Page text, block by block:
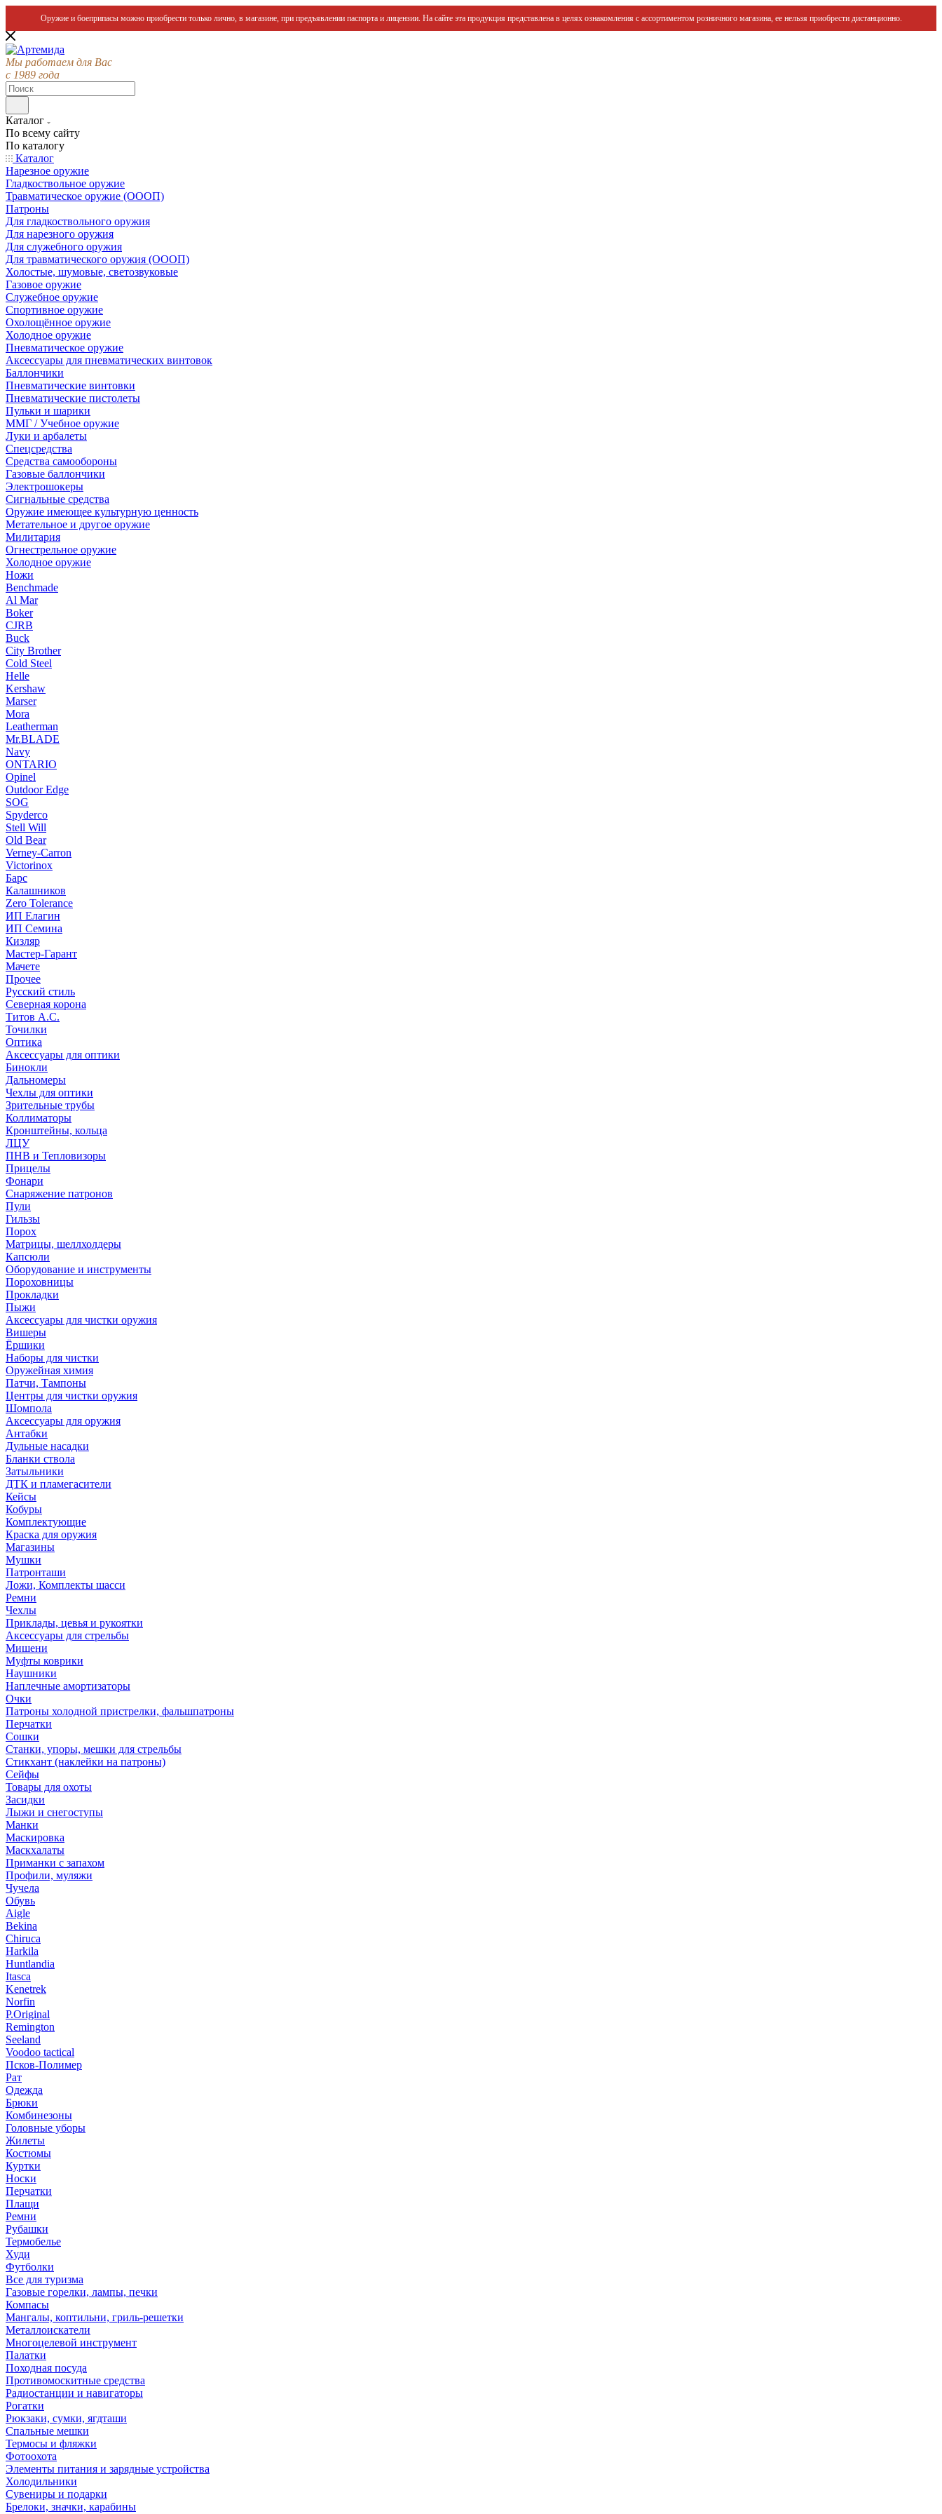
Оружие и боеприпасы можно приобрести только лично, в магазине, при предъявлении паспорта и лицензии. На сайте эта продукция представлена в целях ознакомления с ассортиментом розничного магазина, ее нельзя приобрести дистанционно.
Мы работаем для Вас
с 1989 года
Каталог
По всему сайту
По каталогу
Каталог
Нарезное оружие
Гладкоствольное оружие
Травматическое оружие (ОООП)
Патроны
Для гладкоствольного оружия
Для нарезного оружия
Для служебного оружия
Для травматического оружия (ОООП)
Холостые, шумовые, светозвуковые
Газовое оружие
Служебное оружие
Спортивное оружие
Охолощённое оружие
Холодное оружие
Пневматическое оружие
Аксессуары для пневматических винтовок
Баллончики
Пневматические винтовки
Пневматические пистолеты
Пульки и шарики
ММГ / Учебное оружие
Луки и арбалеты
Спецсредства
Средства самообороны
Газовые баллончики
Электрошокеры
Сигнальные средства
Оружие имеющее культурную ценность
Метательное и другое оружие
Милитария
Огнестрельное оружие
Холодное оружие
Ножи
Benchmade
Al Mar
Boker
CJRB
Buck
City Brother
Cold Steel
Helle
Kershaw
Marser
Mora
Leatherman
Mr.BLADE
Navy
ONTARIO
Opinel
Outdoor Edge
SOG
Spyderco
Stell Will
Old Bear
Verney-Carron
Victorinox
Барс
Калашников
Zero Tolerance
ИП Елагин
ИП Семина
Кизляр
Мастер-Гарант
Мачете
Прочее
Русский стиль
Северная корона
Титов А.С.
Точилки
Оптика
Аксессуары для оптики
Бинокли
Дальномеры
Чехлы для оптики
Зрительные трубы
Коллиматоры
Кронштейны, кольца
ЛЦУ
ПНВ и Тепловизоры
Прицелы
Фонари
Снаряжение патронов
Пули
Гильзы
Порох
Матрицы, шеллхолдеры
Капсюли
Оборудование и инструменты
Пороховницы
Прокладки
Пыжи
Аксессуары для чистки оружия
Вишеры
Ёршики
Наборы для чистки
Оружейная химия
Патчи, Тампоны
Центры для чистки оружия
Шомпола
Аксессуары для оружия
Антабки
Дульные насадки
Бланки ствола
Затыльники
ДТК и пламегасители
Кейсы
Кобуры
Комплектующие
Краска для оружия
Магазины
Мушки
Патронташи
Ложи, Комплекты шасси
Ремни
Чехлы
Приклады, цевья и рукоятки
Аксессуары для стрельбы
Мишени
Муфты коврики
Наушники
Наплечные амортизаторы
Очки
Патроны холодной пристрелки, фальшпатроны
Перчатки
Сошки
Станки, упоры, мешки для стрельбы
Стикхант (наклейки на патроны)
Сейфы
Товары для охоты
Засидки
Лыжи и снегоступы
Манки
Маскировка
Маскхалаты
Приманки с запахом
Профили, муляжи
Чучела
Обувь
Aigle
Bekina
Chiruсa
Harkila
Huntlandia
Itasca
Kenetrek
Norfin
P.Original
Remington
Seeland
Voodoo tactical
Псков-Полимер
Рат
Одежда
Брюки
Комбинезоны
Головные уборы
Жилеты
Костюмы
Куртки
Носки
Перчатки
Плащи
Ремни
Рубашки
Термобелье
Худи
Футболки
Все для туризма
Газовые горелки, лампы, печки
Компасы
Мангалы, коптильни, гриль-решетки
Металлоискатели
Многоцелевой инструмент
Палатки
Походная посуда
Противомоскитные средства
Радиостанции и навигаторы
Рогатки
Рюкзаки, сумки, ягдташи
Спальные мешки
Термосы и фляжки
Фотоохота
Элементы питания и зарядные устройства
Холодильники
Сувениры и подарки
Брелоки, значки, карабины